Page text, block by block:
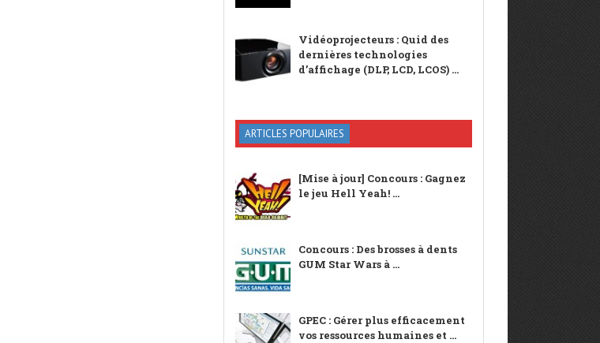
Vidéoprojecteurs : Quid des
dernières technologies
d’affichage (DLP, LCD, LCOS) ...
ARTICLES POPULAIRES
[Mise à jour] Concours : Gagnez
le jeu Hell Yeah! ...
Concours : Des brosses à dents
GUM Star Wars à ...
GPEC : Gérer plus efficacement
vos ressources humaines et ...